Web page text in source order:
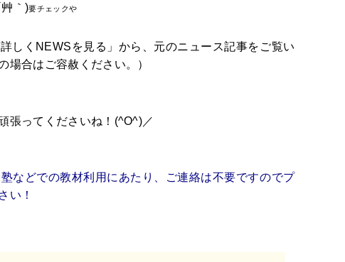
｀)要チェックや
しくNEWSを見る」から、元のニュース記事をご覧い
場合はご容赦ください。）
張ってくださいね！(^O^)／
などでの教材利用にあたり、ご連絡は不要ですのでプ
い！